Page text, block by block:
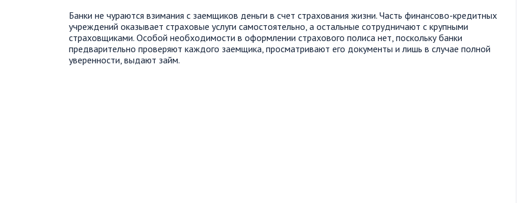
Банки не чураются взимания с заемщиков деньги в счет страхования жизни. Часть финансово-кредитных
учреждений оказывает страховые услуги самостоятельно, а остальные сотрудничают с крупными
страховщиками. Особой необходимости в оформлении страхового полиса нет, поскольку банки
предварительно проверяют каждого заемщика, просматривают его документы и лишь в случае полной
уверенности, выдают займ.